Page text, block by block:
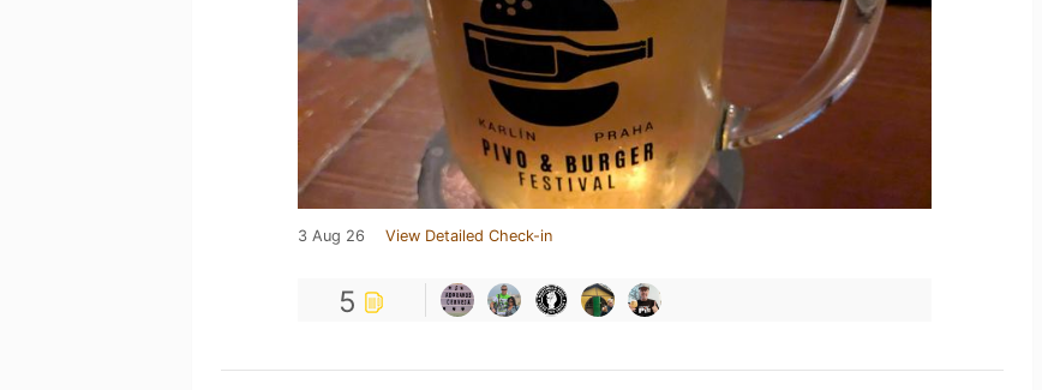
3 Aug 26 View Detailed Check-in
5